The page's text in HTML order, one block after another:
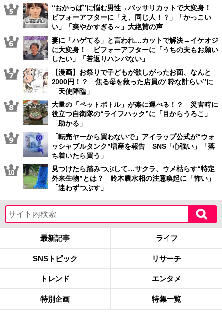
“おかっぱ”に悩む男性→バッサリカットで大変身！
ビフォーアフターに「え、同じ人！？」「かっこい
い」「爽やかすぎる～」大絶賛の声
妻に「ハゲてる」と言われ…カットで解決→イケオジ
に大変身！ ビフォーアフターに「うちの夫もお願い
したい」「若返りハンパない」
【漫画】お祭りで子どもが欲しがったお面、なんと
2000円！？ 焦る母を救った店員の“粋な計らい”に
「天使降臨」
大量の「ペットボトル」が楽に運べる！？ 災害時に
役立つ自衛隊の“ライフハック”に「目からうろこ」
「助かる」
「転売ヤーから買わないで」アイラップ公式が“ウォ
ッシャブルタンク”増産を報告 SNS「心強い」「落
ち着いたら買う」
見つけたら踏みつぶして…サクラ、ウメ枯らす“特定
外来生物”とは？ 鈴木農水相の注意喚起に「怖い」
「迷わずつぶす」
最新記事 ライフ
SNSトピック リサーチ
トレンド エンタメ
特別企画 特集一覧